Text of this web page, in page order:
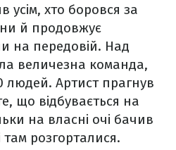
усім, хто боровся за
й продовжує
на передовій. Над
величезна команда,
людей. Артист прагнув
що відбувається на
на власні очі бачив
там розгорталися.